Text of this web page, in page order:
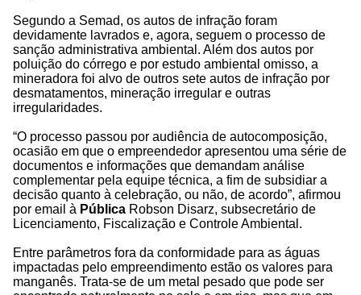
Segundo a Semad, os autos de infração foram
devidamente lavrados e, agora, seguem o processo de
sanção administrativa ambiental. Além dos autos por
poluição do córrego e por estudo ambiental omisso, a
mineradora foi alvo de outros sete autos de infração por
desmatamentos, mineração irregular e outras
irregularidades.
“O processo passou por audiência de autocomposição,
ocasião em que o empreendedor apresentou uma série de
documentos e informações que demandam análise
complementar pela equipe técnica, a fim de subsidiar a
decisão quanto à celebração, ou não, de acordo”, afirmou
por email à Pública Robson Disarz, subsecretário de
Licenciamento, Fiscalização e Controle Ambiental.
Entre parâmetros fora da conformidade para as águas
impactadas pelo empreendimento estão os valores para
manganês. Trata-se de um metal pesado que pode ser